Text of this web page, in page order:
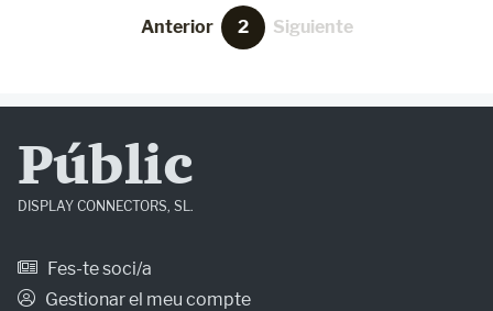
Anterior 2 Siguiente
Públic
DISPLAY CONNECTORS, SL.
Fes-te soci/a
Gestionar el meu compte